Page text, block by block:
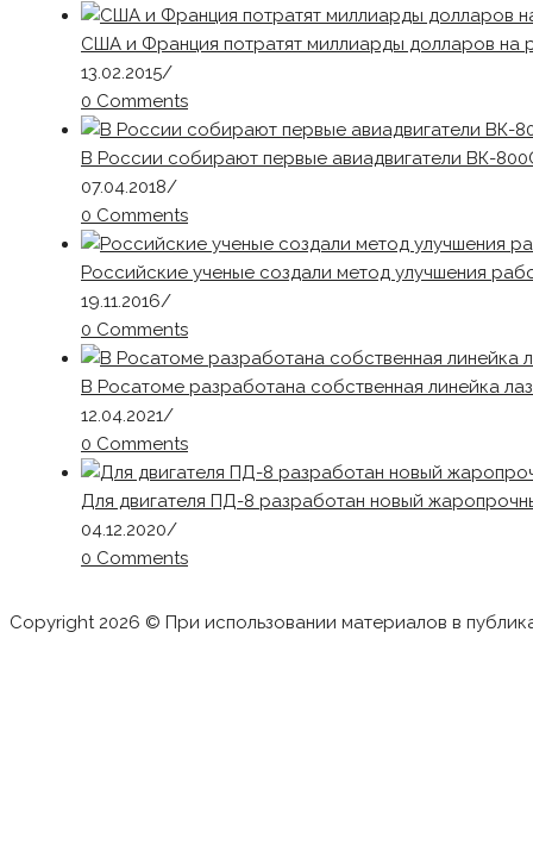
США и Франция потратят миллиарды долларов на
13.02.2015/
0 Comments
В России собирают первые авиадвигатели ВК-
07.04.2018/
0 Comments
Российские ученые создали метод улучшения
19.11.2016/
0 Comments
В Росатоме разработана собственная линейка
12.04.2021/
0 Comments
Для двигателя ПД-8 разработан новый
04.12.2020/
0 Comments
Copyright 2026 © При использовании материалов в